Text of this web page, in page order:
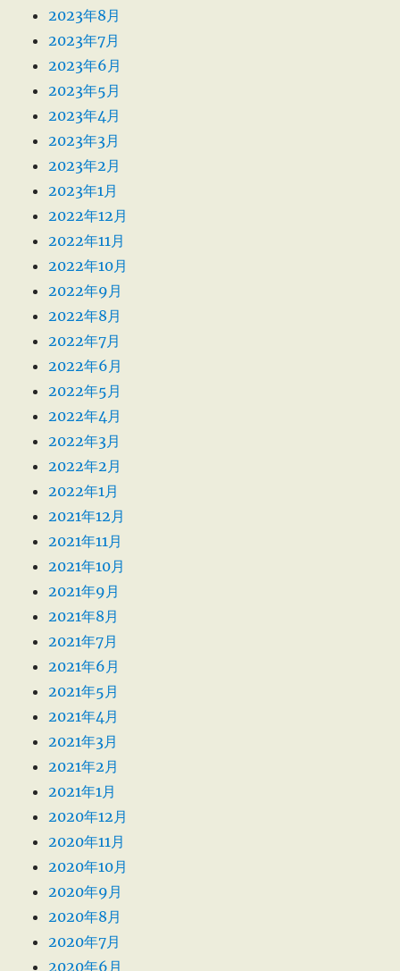
2023年8月
2023年7月
2023年6月
2023年5月
2023年4月
2023年3月
2023年2月
2023年1月
2022年12月
2022年11月
2022年10月
2022年9月
2022年8月
2022年7月
2022年6月
2022年5月
2022年4月
2022年3月
2022年2月
2022年1月
2021年12月
2021年11月
2021年10月
2021年9月
2021年8月
2021年7月
2021年6月
2021年5月
2021年4月
2021年3月
2021年2月
2021年1月
2020年12月
2020年11月
2020年10月
2020年9月
2020年8月
2020年7月
2020年6月